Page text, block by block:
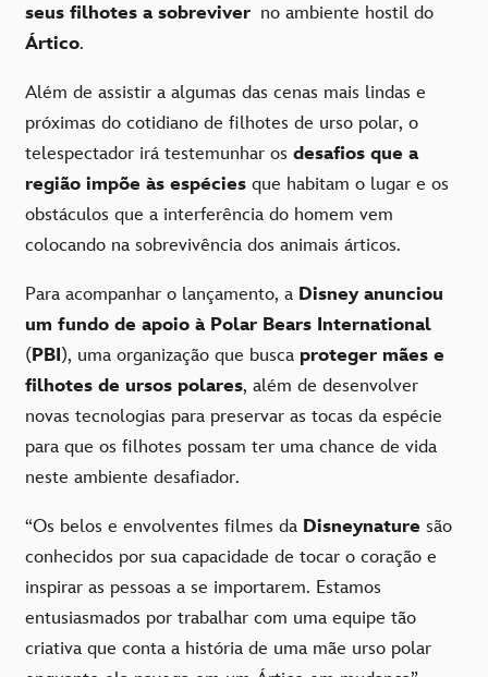
seus filhotes a sobreviver no ambiente hostil do
Ártico.
Além de assistir a algumas das cenas mais lindas e
próximas do cotidiano de filhotes de urso polar, o
telespectador irá testemunhar os desafios que a
região impõe às espécies que habitam o lugar e os
obstáculos que a interferência do homem vem
colocando na sobrevivência dos animais árticos.
Para acompanhar o lançamento, a Disney anunciou
um fundo de apoio à Polar Bears International
(PBI), uma organização que busca proteger mães e
filhotes de ursos polares, além de desenvolver
novas tecnologias para preservar as tocas da espécie
para que os filhotes possam ter uma chance de vida
neste ambiente desafiador.
“Os belos e envolventes filmes da Disneynature são
conhecidos por sua capacidade de tocar o coração e
inspirar as pessoas a se importarem. Estamos
entusiasmados por trabalhar com uma equipe tão
criativa que conta a história de uma mãe urso polar